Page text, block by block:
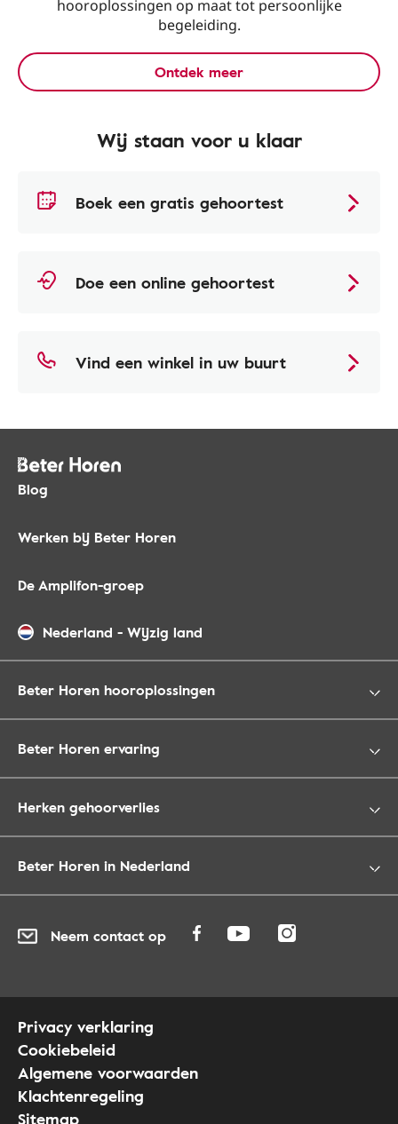
hooroplossingen op maat tot persoonlijke
begeleiding.
Ontdek meer
Wij staan voor u klaar
Boek een gratis gehoortest
Doe een online gehoortest
Vind een winkel in uw buurt
Blog
Werken bij Beter Horen
De Amplifon-groep
Nederland - Wijzig land
Beter Horen hooroplossingen
Beter Horen ervaring
Herken gehoorverlies
Beter Horen in Nederland
Neem contact op
Privacy verklaring
Cookiebeleid
Algemene voorwaarden
Klachtenregeling
Sitemap